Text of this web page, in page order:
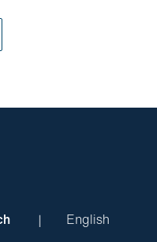
English